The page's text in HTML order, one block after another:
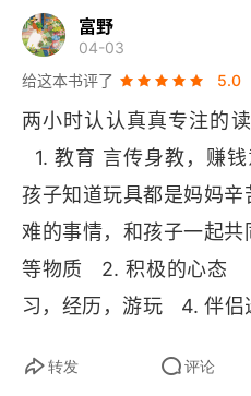
专注 ** —— 深度投入
📝 今日反思 1. 今天我做
以更好？3. 明天如何改进
富野
04-03
给这本书评了
5.0
两小时认认真真专注的
1. 教育 言传身教，赚
孩子知道玩具都是妈妈
难的事情，和孩子一起
等物质   2. 积极的心态
习，经历，游玩   4. 伴
转发 评论